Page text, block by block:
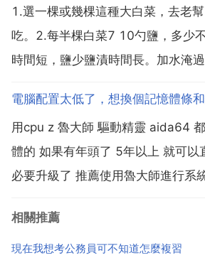
黑屏...
1.選一棵或幾棵這種大白菜，去老
吃。2.每半棵白菜7 10勺鹽，多少
時間短，鹽少鹽漬時間長。加水淹
溫度越高時間越短，經常檢視。3.
部分也有點軟，但我的有點過了。
水...
用cpu z 魯大師 驅動精靈 aida64
體的 如果有年頭了 5年以上 就可以
必要升級了 推薦使用魯大師進行系
的插槽型別和記憶體的型別，一般情
更換同介面更高型號即可，記憶體需
相關推薦
現在我想考公務員可不知道怎麼複習